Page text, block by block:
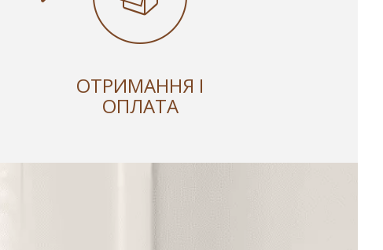
ОТРИМАННЯ І
ОПЛАТА